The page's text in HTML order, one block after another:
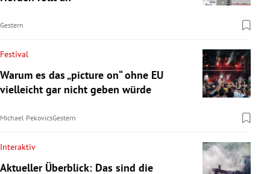
Gestern
Festival
Warum es das „picture on“ ohne EU
vielleicht gar nicht geben würde
Michael PekovicsGestern
Interaktiv
Aktueller Überblick: Das sind die